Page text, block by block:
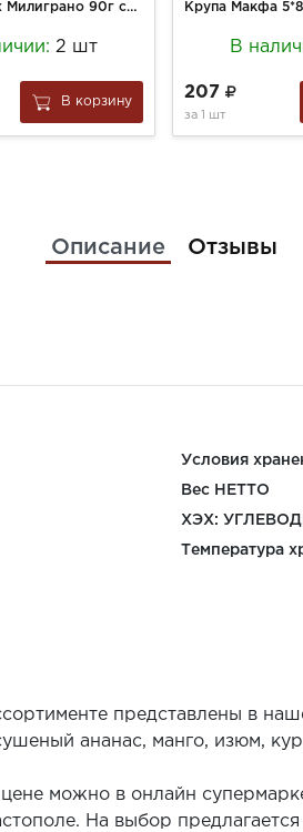
Кофе Монарх Милиграно 90г субл. c добав. жар. молот.ст/б
2 шт
В корзину
Крупа Макфа
В
207
за 1 шт
Описание Отзывы
Условия
Вес НЕТТО
ХЭХ:
Температура
представлены в
ананас, манго, изюм,
можно в онлайн
На выбор